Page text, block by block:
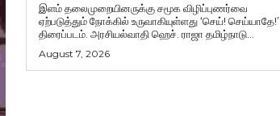
இளம் தலைமுறையினருக்கு சமூக விழிப்புணர்வை
ஏற்படுத்தும் நோக்கில் உருவாகியுள்ளது ‘செய்! செய்யாதே!’
திரைப்படம். அரசியல்வாதி ஹெச். ராஜா தமிழ்நாடு...
August 7, 2026